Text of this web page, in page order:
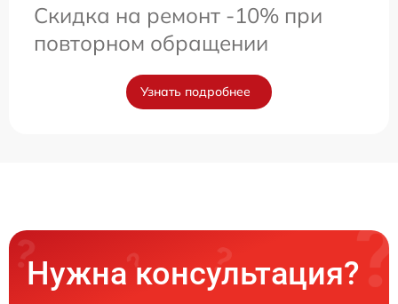
Скидка на ремонт -10% при
повторном обращении
Узнать подробнее
Нужна консультация?